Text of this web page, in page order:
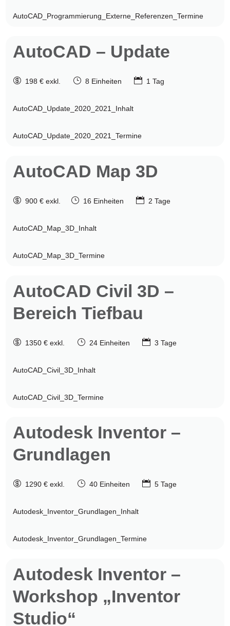
AutoCAD_Programmierung_Externe_Referenzen_Termine
AutoCAD – Update
198 € exkl. }8 Einheiten  1 Tag
AutoCAD_Update_2020_2021_Inhalt
AutoCAD_Update_2020_2021_Termine
AutoCAD Map 3D
900 € exkl. }16 Einheiten  2 Tage
AutoCAD_Map_3D_Inhalt
AutoCAD_Map_3D_Termine
AutoCAD Civil 3D –
Bereich Tiefbau
1350 € exkl. }24 Einheiten  3 Tage
AutoCAD_Civil_3D_Inhalt
AutoCAD_Civil_3D_Termine
Autodesk Inventor –
Grundlagen
1290 € exkl. }40 Einheiten  5 Tage
Autodesk_Inventor_Grundlagen_Inhalt
Autodesk_Inventor_Grundlagen_Termine
Autodesk Inventor –
Workshop „Inventor
Studio“